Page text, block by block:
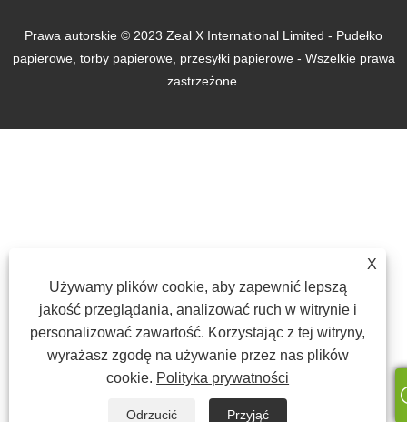
X
Używamy plików cookie, aby zapewnić lepszą
jakość przeglądania, analizować ruch w witrynie i
personalizować zawartość. Korzystając z tej witryny,
wyrażasz zgodę na używanie przez nas plików
cookie. Polityka prywatności
Odrzucić Przyjąć
Prawa autorskie © 2023 Zeal X International Limited - Pudełko
papierowe, torby papierowe, przesyłki papierowe - Wszelkie prawa
zastrzeżone.